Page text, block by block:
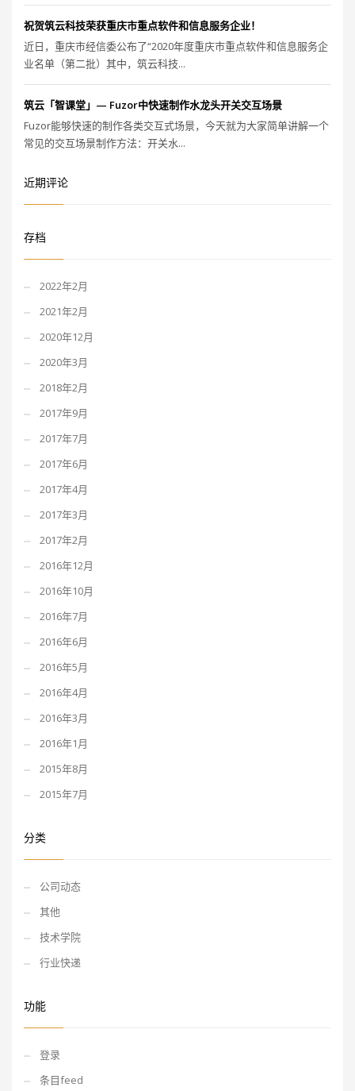
祝贺筑云科技荣获重庆市重点软件和信息服务企业！
近日，重庆市经信委公布了“2020年度重庆市重点软件和信息服务企
业名单（第二批）其中，筑云科技...
筑云「智课堂」— Fuzor中快速制作水龙头开关交互场景
Fuzor能够快速的制作各类交互式场景，今天就为大家简单讲解一个
常见的交互场景制作方法：开关水...
近期评论
存档
2022年2月
2021年2月
2020年12月
2020年3月
2018年2月
2017年9月
2017年7月
2017年6月
2017年4月
2017年3月
2017年2月
2016年12月
2016年10月
2016年7月
2016年6月
2016年5月
2016年4月
2016年3月
2016年1月
2015年8月
2015年7月
分类
公司动态
其他
技术学院
行业快递
功能
登录
条目feed